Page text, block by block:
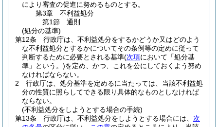
により審査の促進に努めるものとする。
第3章
不利益処分
第1節
通則
(処分の基準)
第12条
行政庁は、不利益処分をするかどうか又はどのよう
な不利益処分とするかについてその条例等の定めに従って
判断するために必要とされる基準(次項において「処分基
準」という。)を定め、かつ、これを公にしておくよう努め
なければならない。
2
行政庁は、処分基準を定めるに当たっては、当該不利益処
分の性質に照らしてできる限り具体的なものとしなければ
ならない。
(不利益処分をしようとする場合の手続)
第13条
行政庁は、不利益処分をしようとする場合には、 次